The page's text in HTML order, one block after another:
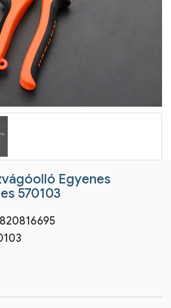
Egyenes
570103